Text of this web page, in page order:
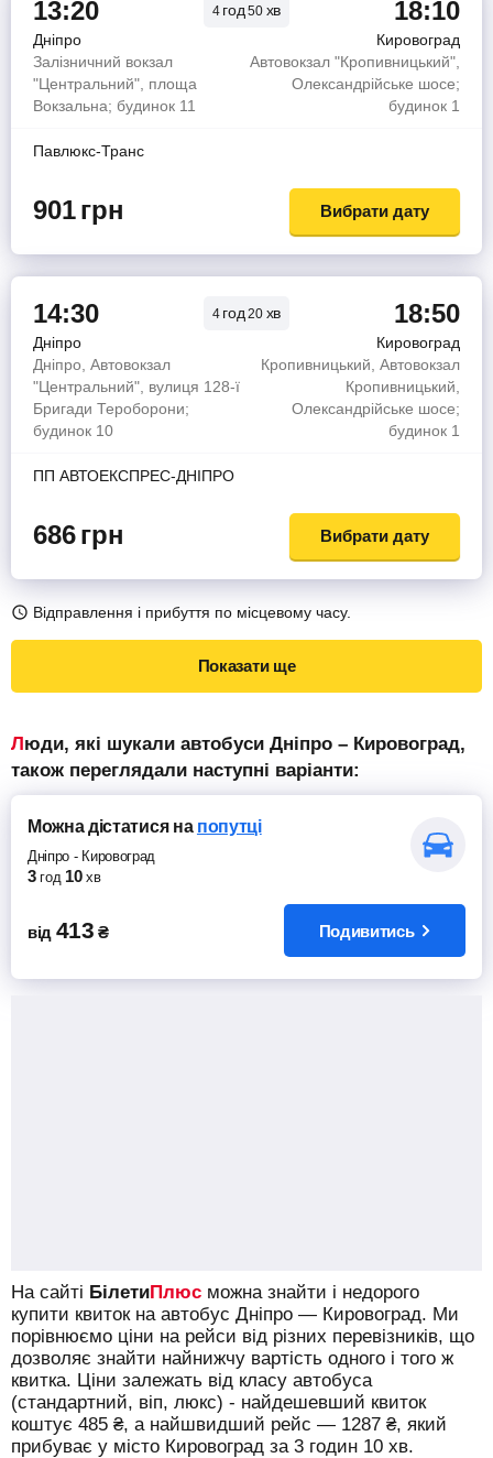
13:20 4 год50 хв 18:10
Дніпро
Кировоград
Залізничний вокзал
"Центральний", площа
Вокзальна; будинок 11
Автовокзал "Кропивницький",
Олександрійське шосе;
будинок 1
Павлюкс-Транс
901грн Вибрати дату
14:30 4 год20 хв 18:50
Дніпро
Кировоград
Дніпро, Автовокзал
"Центральний", вулиця 128-ї
Бригади Тероборони;
будинок 10
Кропивницький, Автовокзал
Кропивницький,
Олександрійське шосе;
будинок 1
ПП АВТОЕКСПРЕС-ДНІПРО
686грн Вибрати дату
Відправлення і прибуття по місцевому часу.
Показати ще
Люди, які шукали автобуси Дніпро – Кировоград,
також переглядали наступні варіанти:
Можна дістатисяна попутці
Дніпро - Кировоград
3 год 10 хв
від 413 ₴ Подивитись
На сайті БілетиПлюс можна знайти і недорого
купити квиток на автобус Дніпро — Кировоград. Ми
порівнюємо ціни на рейси від різних перевізників, що
дозволяє знайти найнижчу вартість одного і того ж
квитка. Ціни залежать від класу автобуса
(стандартний, віп, люкс) - найдешевший квиток
коштує 485 ₴, а найшвидший рейс — 1287 ₴, який
прибуває у місто Кировоград за 3 годин 10 хв.